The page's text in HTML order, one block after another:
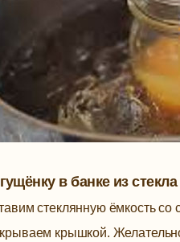
в банке из стекла
стеклянную ёмкость
крышкой.